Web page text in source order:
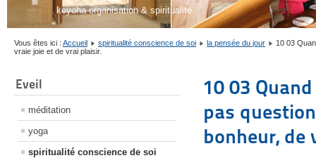
keyoha organisation & spiritualité
Vous êtes ici : Accueil spiritualité conscience de soi la pensée du jour
10 03
vraie joie et de vrai plaisir.
Eveil
méditation
yoga
spiritualité conscience de soi
10 03
pas
bonheur, de